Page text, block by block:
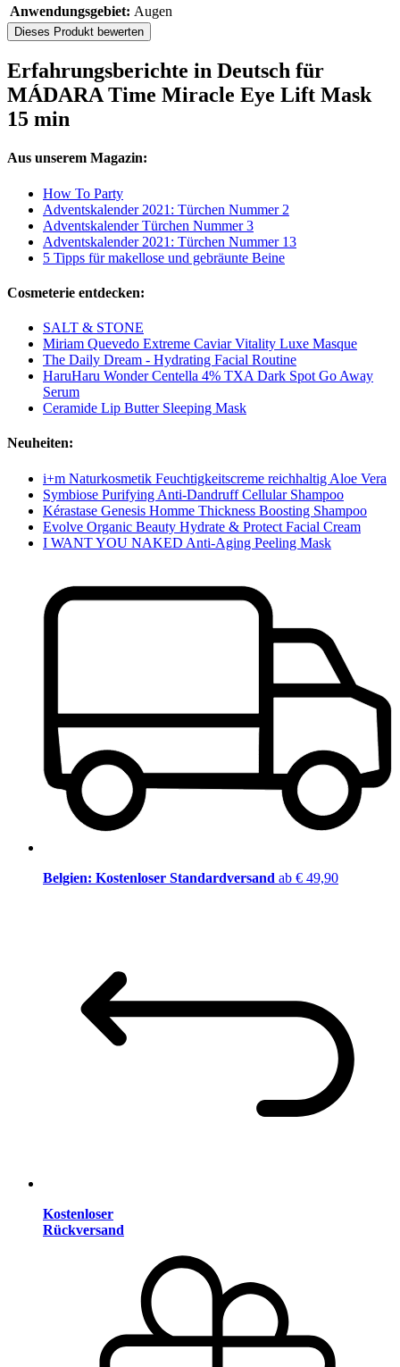
Anwendungsgebiet: Augen
Dieses Produkt bewerten
Erfahrungsberichte in Deutsch für
MÁDARA Time Miracle Eye Lift Mask
15 min
Aus unserem Magazin:
How To Party
Adventskalender 2021: Türchen Nummer 2
Adventskalender Türchen Nummer 3
Adventskalender 2021: Türchen Nummer 13
5 Tipps für makellose und gebräunte Beine
Cosmeterie entdecken:
SALT & STONE
Miriam Quevedo Extreme Caviar Vitality Luxe Masque
The Daily Dream - Hydrating Facial Routine
HaruHaru Wonder Centella 4% TXA Dark Spot Go Away
Serum
Ceramide Lip Butter Sleeping Mask
Neuheiten:
i+m Naturkosmetik Feuchtigkeitscreme reichhaltig Aloe Vera
Symbiose Purifying Anti-Dandruff Cellular Shampoo
Kérastase Genesis Homme Thickness Boosting Shampoo
Evolve Organic Beauty Hydrate & Protect Facial Cream
I WANT YOU NAKED Anti-Aging Peeling Mask
Belgien: Kostenloser Standardversand ab € 49,90
Kostenloser
Rückversand